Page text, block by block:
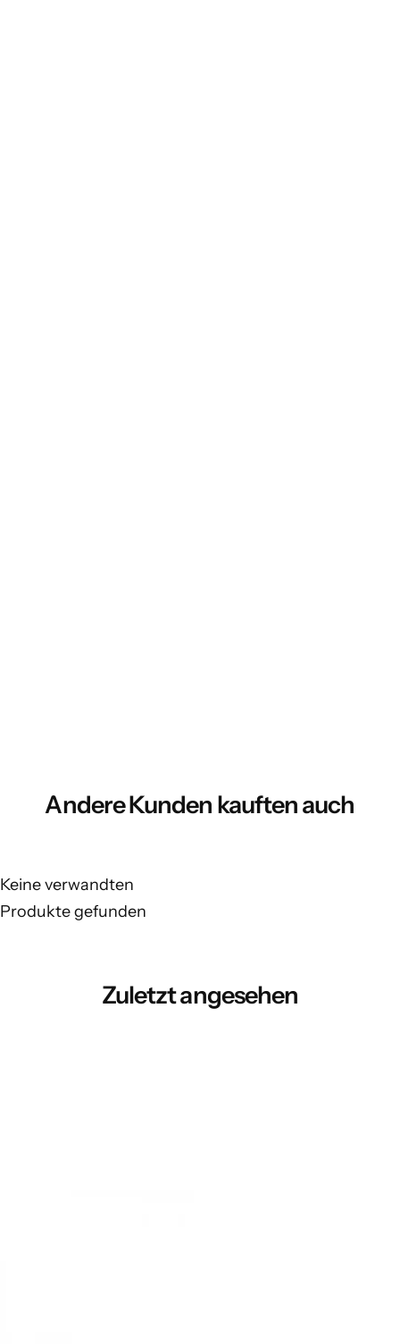
Andere Kunden kauften auch
Keine verwandten
Produkte gefunden
Zuletzt angesehen